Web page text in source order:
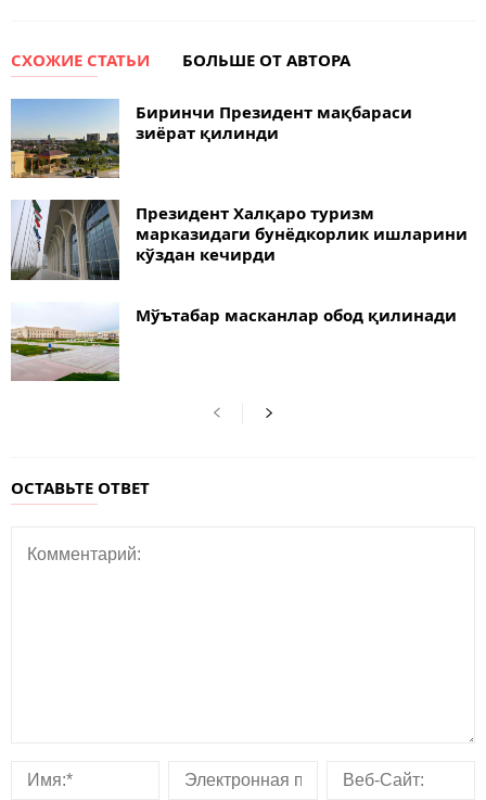
СХОЖИЕ СТАТЬИ БОЛЬШЕ ОТ АВТОРА
Биринчи Президент мақбараси
зиёрат қилинди
Президент Халқаро туризм
марказидаги бунёдкорлик ишларини
кўздан кечирди
Мўътабар масканлар обод қилинади
ОСТАВЬТЕ ОТВЕТ